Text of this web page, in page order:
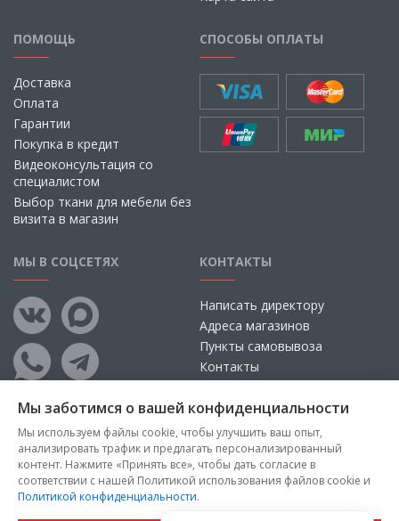
ПОМОЩЬ
Доставка
Оплата
Гарантии
Покупка в кредит
Видеоконсультация со
специалистом
Выбор ткани для мебели без
визита в магазин
СПОСОБЫ ОПЛАТЫ
МЫ В СОЦСЕТЯХ КОНТАКТЫ
Написать директору
Адреса магазинов
Пункты самовывоза
Контакты
Copyright © 2026, ООО «100 Диванов» — Все права защищены
Мы заботимся о вашей конфиденциальности
Мы используем файлы cookie, чтобы улучшить ваш опыт,
анализировать трафик и предлагать персонализированный
контент. Нажмите «Принять все», чтобы дать согласие в
соответствии с нашей Политикой использования файлов cookie и
Политикой конфиденциальности.